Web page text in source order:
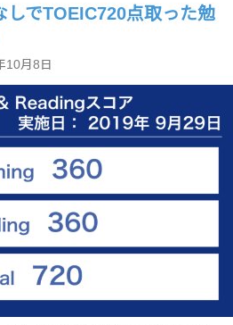
しでTOEIC720点取った勉
10月8日